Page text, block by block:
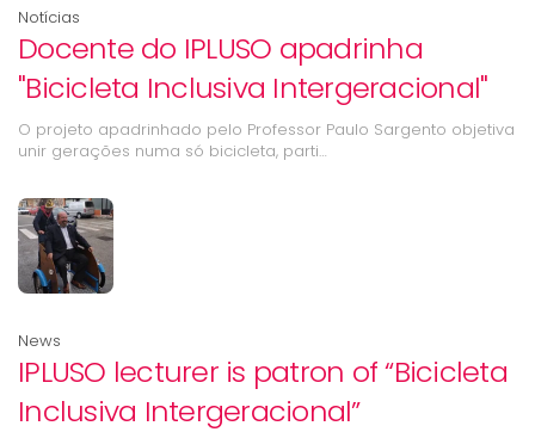
Notícias
Docente do IPLUSO apadrinha
"Bicicleta Inclusiva Intergeracional"
O projeto apadrinhado pelo Professor Paulo Sargento objetiva
unir gerações numa só bicicleta, parti…
News
IPLUSO lecturer is patron of “Bicicleta
Inclusiva Intergeracional”